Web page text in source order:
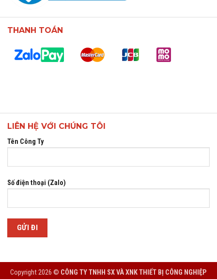
THANH TOÁN
LIÊN HỆ VỚI CHÚNG TÔI
Tên Công Ty
Số điện thoại (Zalo)
Copyright 2026 © CÔNG TY TNHH SX VÀ XNK THIẾT BỊ CÔNG NGHIỆP